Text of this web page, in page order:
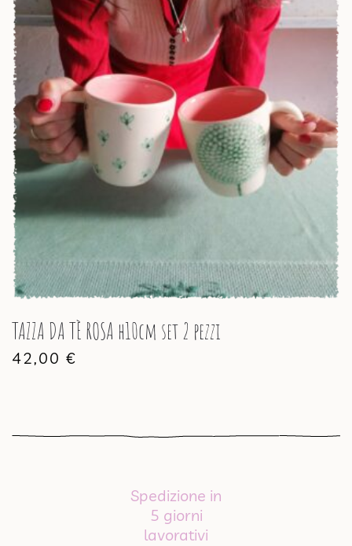
TAZZA DA TÈ ROSA h10cm set 2 pezzi
42,00 €
Spedizione in
5 giorni
lavorativi